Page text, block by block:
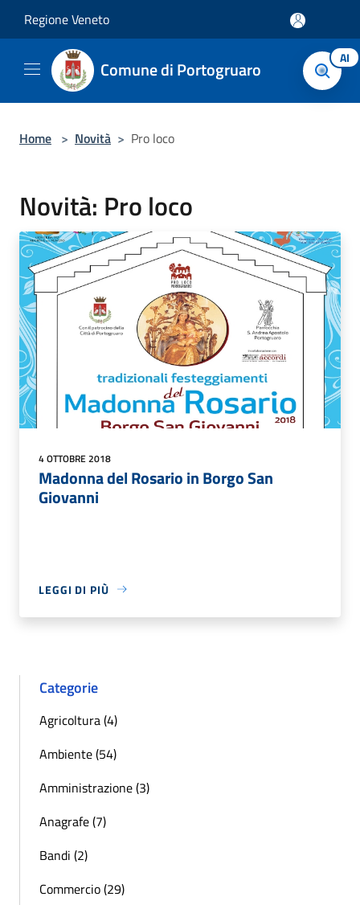
Regione Veneto
Comune di Portogruaro AI
Home > Novità > Pro loco
Novità: Pro loco
4 OTTOBRE 2018
Madonna del Rosario in Borgo San
Giovanni
LEGGI DI PIÙ
Categorie
Agricoltura (4)
Ambiente (54)
Amministrazione (3)
Anagrafe (7)
Bandi (2)
Commercio (29)